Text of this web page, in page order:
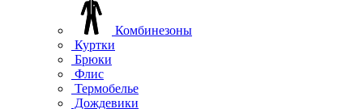
Комбинезоны
Куртки
Брюки
Флис
Термобелье
Дождевики